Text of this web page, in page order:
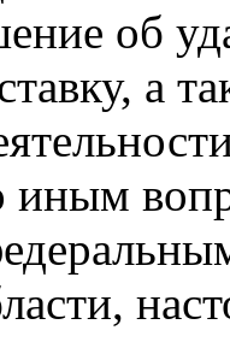
об
а
иным